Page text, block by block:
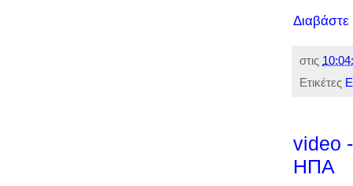
στις
Ετικέτες
video
ΗΠΑ